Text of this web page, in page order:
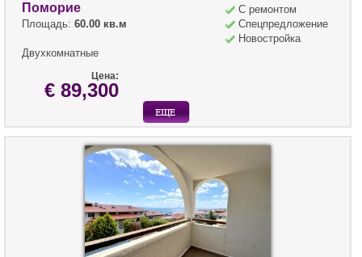
Поморие
Площадь: 60.00 кв.м
Двухкомнатные
С ремонтом
Спецпредложение
Новостройка
Цена:
€ 89,300